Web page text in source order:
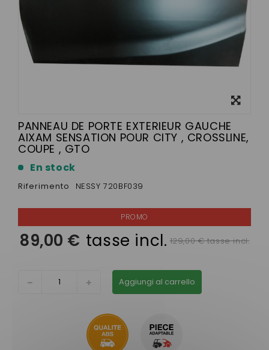
PANNEAU DE PORTE EXTERIEUR GAUCHE
AIXAM SENSATION POUR CITY , CROSSLINE,
COUPE , GTO
En stock
Riferimento NESSY 720BF039
89,00 € tasse incl. 129,00 € tasse incl.
Aggiungi al carrello